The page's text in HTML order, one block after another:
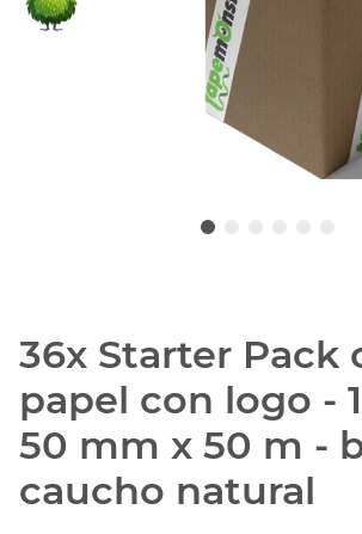
36x Starter Pack
papel con logo -
50 mm x 50 m -
caucho natural